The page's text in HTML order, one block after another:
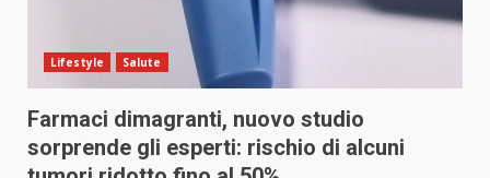
Lifestyle Salute
Farmaci dimagranti, nuovo studio
sorprende gli esperti: rischio di alcuni